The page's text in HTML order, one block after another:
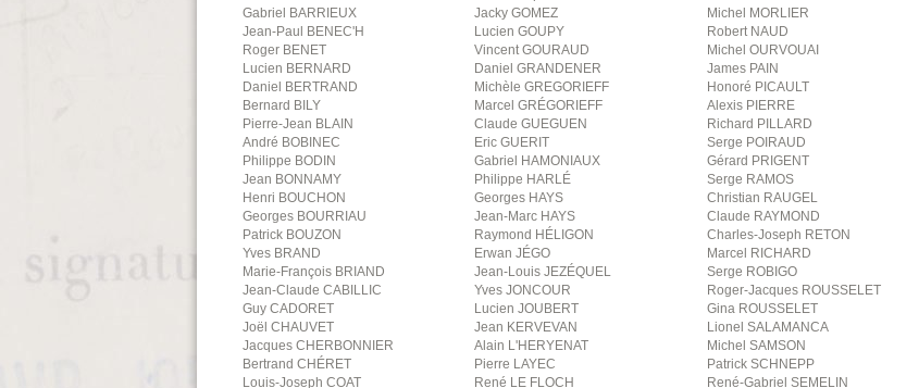
Gabriel
BARRIEUX Jacky GOMEZ Michel
MORLIER
Jean-Paul
BENEC'H Lucien GOUPY Robert NAUD
Roger BENET VincentGOURAUD Michel OURVOUAI
Lucien BERNARD Daniel GRANDENER James PAIN
Daniel
BERTRAND Michèle GREGORIEFF Honoré PICAULT
Bernard BILY Marcel GRÉGORIEFF Alexis PIERRE
Pierre-Jean BLAIN Claude GUEGUEN Richard PILLARD
André BOBINEC Eric GUERIT Serge POIRAUD
Philippe BODIN Gabriel HAMONIAUX Gérard PRIGENT
Jean BONNAMY Philippe HARLÉ Serge RAMOS
Henri BOUCHON Georges HAYS Christian RAUGEL
Georges BOURRIAU Jean-Marc HAYS Claude RAYMOND
Patrick BOUZON Raymond HÉLIGON Charles-Joseph RETON
Yves BRAND Erwan JÉGO Marcel
RICHARD
Marie-François BRIAND Jean-Louis JEZÉQUEL Serge ROBIGO
Jean-Claude CABILLIC Yves JONCOUR Roger-Jacques ROUSSELET
Guy CADORET Lucien JOUBERT Gina ROUSSELET
Joël CHAUVET Jean KERVEVAN Lionel SALAMANCA
Jacques CHERBONNIER Alain L'HERYENAT Michel SAMSON
Bertrand CHÉRET Pierre LAYEC Patrick SCHNEPP
Louis-Joseph COAT René LE FLOCH René-Gabriel SEMELIN